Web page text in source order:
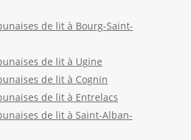
de lit à Bourg-Saint-
de lit à Ugine
de lit à Cognin
de lit à Entrelacs
de lit à Saint-Alban-